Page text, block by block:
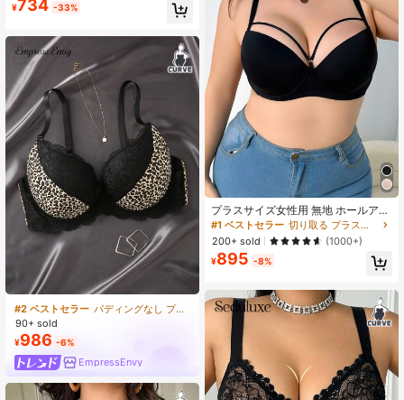
イヤー 3/4カップ フローラルレース
パッチワーク ロマンティック フレン
¥734 -33%
#2 ベストセラー
パディングなし プラスサイズのブラジャーとブラレット
90+ sold
¥986 -6%
EmpressEnvy
プラスサイズ女性用 無地 ホールアウ
ト ブラ & ワイヤレスブラ、リフトア
ップ
#1 ベストセラー
切り取る プラスサイズブラジャー
200+ sold
(1000+)
¥895 -8%